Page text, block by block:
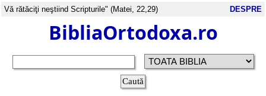
Vă rătăciţi neştiind Scripturile" (Matei, 22,29) DESPRE
BibliaOrtodoxa.ro